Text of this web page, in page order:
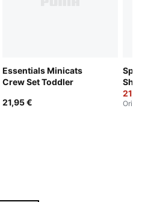
Essentials Minicats
Crew Set Toddler
21,95 €